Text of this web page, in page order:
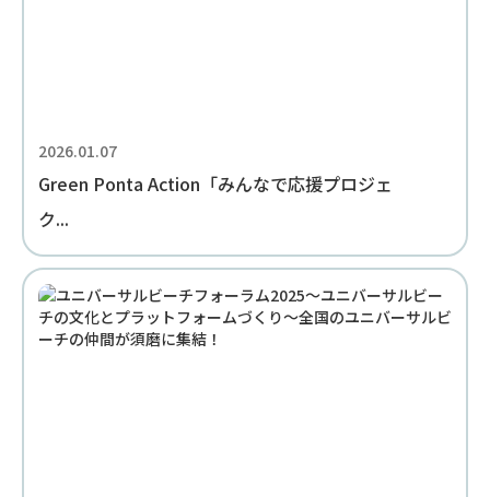
2026.01.07
Green Ponta Action「みんなで応援プロジェ
ク...